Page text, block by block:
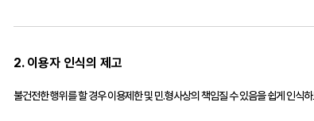
방송 입장효과
리스트 꾸미기
말풍선
2. 이용자 인식의 제고
불건전한 행위를 할 경우 이용제한 및 민.형사상의 책임질 수 있음을 쉽게 인식